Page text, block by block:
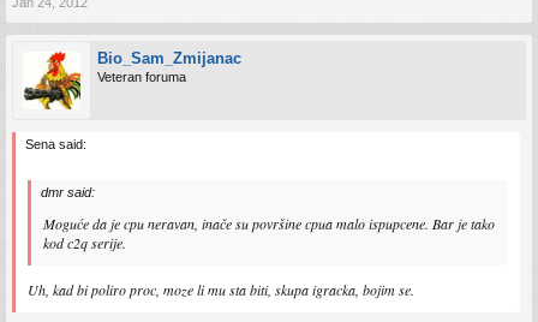
Bio_Sam_Zmijanac
Veteran foruma
Sena said:
dmr said:
Moguće da je cpu neravan, inače su površine cpua malo ispupcene. Bar je tako
kod c2q serije.
Uh, kad bi poliro proc, moze li mu sta biti, skupa igracka, bojim se.